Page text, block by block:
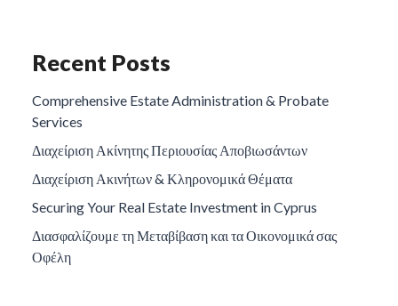
Recent Posts
Comprehensive Estate Administration & Probate
Services
Διαχείριση Ακίνητης Περιουσίας Αποβιωσάντων
Διαχείριση Ακινήτων & Κληρονομικά Θέματα
Securing Your Real Estate Investment in Cyprus
Διασφαλίζουμε τη Μεταβίβαση και τα Οικονομικά σας
Οφέλη